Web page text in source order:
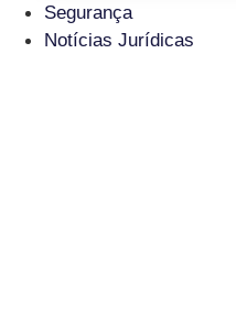
Segurança
Notícias Jurídicas